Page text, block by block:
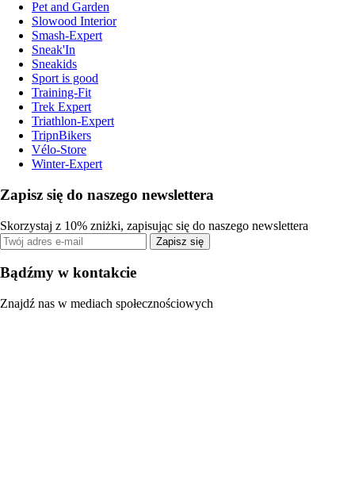
Pet and Garden
Slowood Interior
Smash-Expert
Sneak'In
Sneakids
Sport is good
Training-Fit
Trek Expert
Triathlon-Expert
TripnBikers
Vélo-Store
Winter-Expert
Zapisz się do naszego newslettera
Skorzystaj z 10% zniżki, zapisując się do naszego newslettera
Zapisz się
Bądźmy w kontakcie
Znajdź nas w mediach społecznościowych